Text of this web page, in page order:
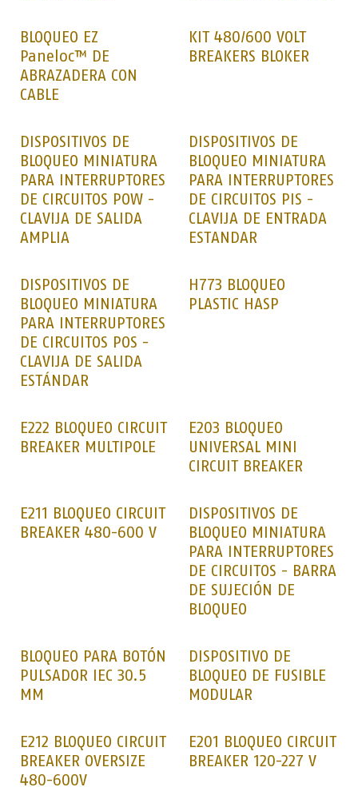
BLOQUEO EZ
Paneloc™ DE
ABRAZADERA CON
CABLE
KIT 480/600 VOLT
BREAKERS BLOKER
DISPOSITIVOS DE
BLOQUEO MINIATURA
PARA INTERRUPTORES
DE CIRCUITOS POW -
CLAVIJA DE SALIDA
AMPLIA
DISPOSITIVOS DE
BLOQUEO MINIATURA
PARA INTERRUPTORES
DE CIRCUITOS PIS -
CLAVIJA DE ENTRADA
ESTANDAR
DISPOSITIVOS DE
BLOQUEO MINIATURA
PARA INTERRUPTORES
DE CIRCUITOS POS -
CLAVIJA DE SALIDA
ESTÁNDAR
H773 BLOQUEO
PLASTIC HASP
E222 BLOQUEO CIRCUIT
BREAKER MULTIPOLE
E203 BLOQUEO
UNIVERSAL MINI
CIRCUIT BREAKER
E211 BLOQUEO CIRCUIT
BREAKER 480-600 V
DISPOSITIVOS DE
BLOQUEO MINIATURA
PARA INTERRUPTORES
DE CIRCUITOS - BARRA
DE SUJECIÓN DE
BLOQUEO
BLOQUEO PARA BOTÓN
PULSADOR IEC 30.5
MM
DISPOSITIVO DE
BLOQUEO DE FUSIBLE
MODULAR
E212 BLOQUEO CIRCUIT
BREAKER OVERSIZE
480-600V
E201 BLOQUEO CIRCUIT
BREAKER 120-227 V